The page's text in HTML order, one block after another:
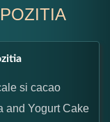
si cacao
and Yogurt Cake